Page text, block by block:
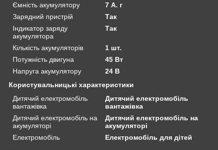
Ємність акумулятору
7 А. г
Зарядний пристрій
Так
Індикатор заряду
акумулятора
Так
Кількість акумуляторів
1 шт.
Потужність двигуна
45 Вт
Напруга акумулятору
24 В
Користувальницькі характеристики
Дитячий електромобіль
вантажівка
Дитячий електромобіль
вантажівка
Дитячий електромобіль на
акумуляторі
Дитячий електромобіль на
акумуляторі
Електромобіль
Електромобіль для дітей